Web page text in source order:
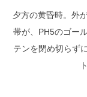
夕方の黄昏時。外
帯が、PH5のゴー
テンを閉め切らず